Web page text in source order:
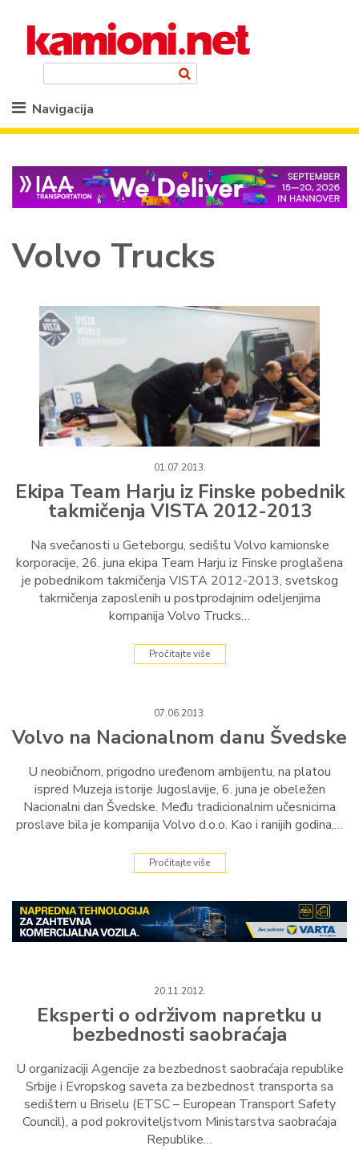
Navigacija
Volvo Trucks
01.07.2013.
Ekipa Team Harju iz Finske pobednik
takmičenja VISTA 2012-2013
Na svečanosti u Geteborgu, sedištu Volvo kamionske
korporacije, 26. juna ekipa Team Harju iz Finske proglašena
je pobednikom takmičenja VISTA 2012-2013, svetskog
takmičenja zaposlenih u postprodajnim odeljenjima
kompanija Volvo Trucks…
Pročitajte više
07.06.2013.
Volvo na Nacionalnom danu Švedske
U neobičnom, prigodno uređenom ambijentu, na platou
ispred Muzeja istorije Jugoslavije, 6. juna je obeležen
Nacionalni dan Švedske. Među tradicionalnim učesnicima
proslave bila je kompanija Volvo d.o.o. Kao i ranijih godina,…
Pročitajte više
20.11.2012.
Eksperti o održivom napretku u
bezbednosti saobraćaja
U organizaciji Agencije za bezbednost saobraćaja republike
Srbije i Evropskog saveta za bezbednost transporta sa
sedištem u Briselu (ETSC – European Transport Safety
Council), a pod pokroviteljstvom Ministarstva saobraćaja
Republike…